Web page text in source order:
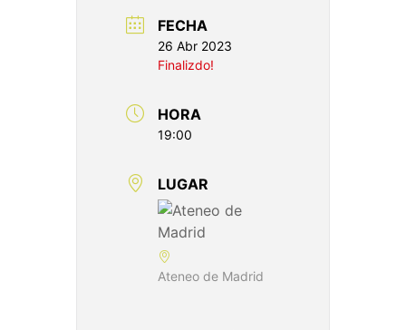
FECHA
26 Abr 2023
Finalizdo!
HORA
19:00
LUGAR
Ateneo de Madrid